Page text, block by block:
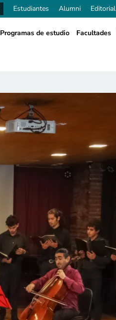
Estudiantes Alumni Editorial
Programas de estudio Facultades